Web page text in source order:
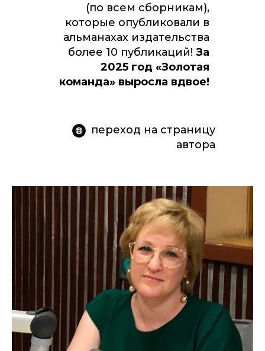
(по всем сборникам),
которые опубликовали в
альманахах издательства
более 10 публикаций! За
2025 год «Золотая
команда» выросла вдвое!
- переход на страницу
автора